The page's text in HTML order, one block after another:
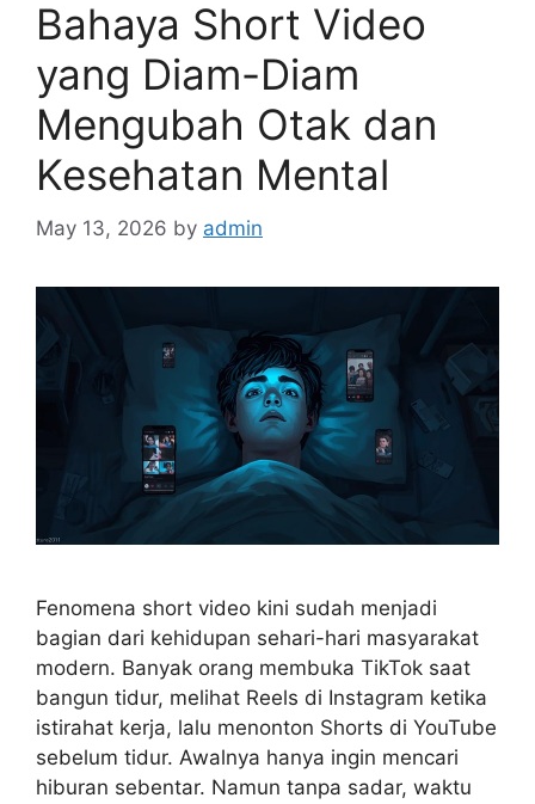
Bahaya Short Video
yang Diam-Diam
Mengubah Otak dan
Kesehatan Mental
May 13, 2026 by admin
Fenomena short video kini sudah menjadi
bagian dari kehidupan sehari-hari masyarakat
modern. Banyak orang membuka TikTok saat
bangun tidur, melihat Reels di Instagram ketika
istirahat kerja, lalu menonton Shorts di YouTube
sebelum tidur. Awalnya hanya ingin mencari
hiburan sebentar. Namun tanpa sadar, waktu